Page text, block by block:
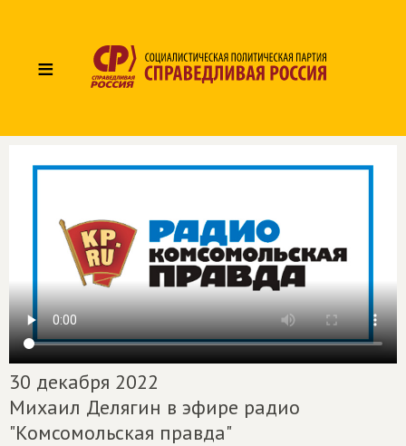
≡
30 декабря 2022
Михаил Делягин в эфире радио
"Комсомольская правда"